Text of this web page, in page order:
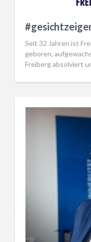
Seit 32 Jahren ist
geboren,
Freiberg absolviert